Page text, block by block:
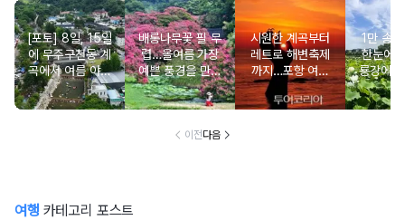
[포토] 8일, 15일
에 무주구천동 계
곡에서 여름 야간
관광 콘텐츠인 전
통 낙화놀이 및 이
배롱나무꽃 필 무
렵…올여름 가장
예쁜 풍경을 만나
는 여행
시원한 계곡부터
레트로 해변축제
까지…포항 여름
여행 완전정복
1만 송
한눈에…
룡강에
름 수
이전다음
여행 카테고리 포스트